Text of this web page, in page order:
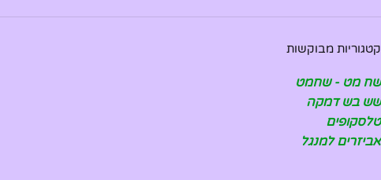
קטגוריות מבוקשות
שח מט - שחמט
שש בש דמקה
טלסקופים
אביזרים למנגל